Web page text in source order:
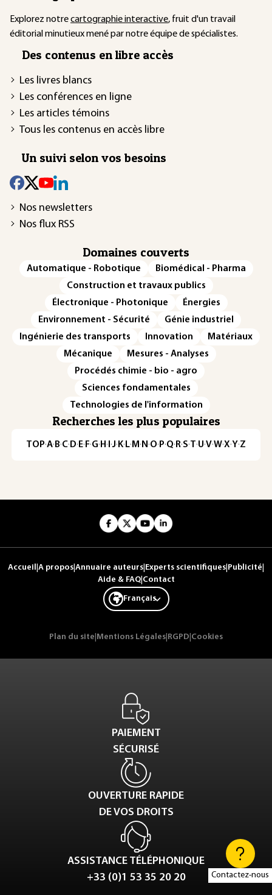
Contactez-nous
Explorez notrecartographie interactive, fruit d'un travail
éditorial minutieux mené par notre équipe de spécialistes.
Des contenus en libre accès
Les livres blancs
Les conférences en ligne
Les articles témoins
Tous les contenus en accès libre
Un suivi selon vos besoins
Nos newsletters
Nos flux RSS
Domaines couverts
Automatique - Robotique
Biomédical - Pharma
Construction et travaux publics
Électronique - Photonique
Énergies
Environnement - Sécurité
Génie industriel
Ingénierie des transports
Innovation
Matériaux
Mécanique
Mesures - Analyses
Procédés chimie - bio - agro
Sciences fondamentales
Technologies de l'information
Recherches les plus populaires
TOP·A·B·C· D· E· F·G· H · ·J· K· L· M · N ·O· P·Q· R·S·T·U·V·W·X·Y·Z
Accueil A propos Annuaire auteurs Experts scientifiques Publicité
Aide & FAQ| Contact
Français
Plan du site Mentions Légales RGPD Cookies
PAIEMENT
SÉCURISÉ
OUVERTURE RAPIDE
DE VOS DROITS
ASSISTANCE TÉLÉPHONIQUE
+33 (0)1 53 35 20 20